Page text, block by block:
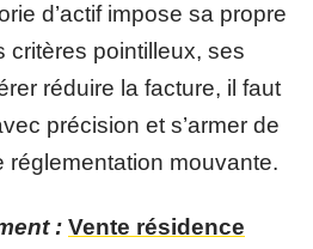
d’actif impose sa propre
critères pointilleux, ses
réduire la facture, il faut
précision et s’armer de
réglementation mouvante.
: Vente résidence